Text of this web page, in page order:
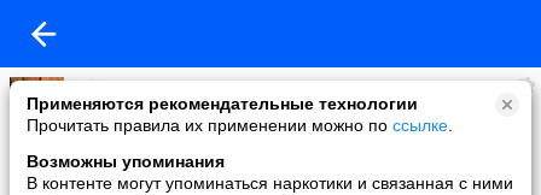
Применяются рекомендательные технологии
Прочитать правила их применении можно по ссылке
Возможны упоминания
В контенте могут упоминаться наркотики и связанная с ними
Yuliya
added a photo
10 Jul в 07:10